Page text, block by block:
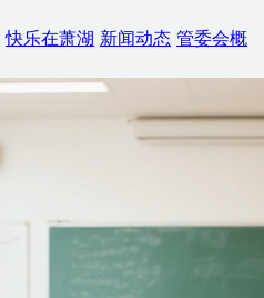
快乐在萧湖 新闻动态 管委会概